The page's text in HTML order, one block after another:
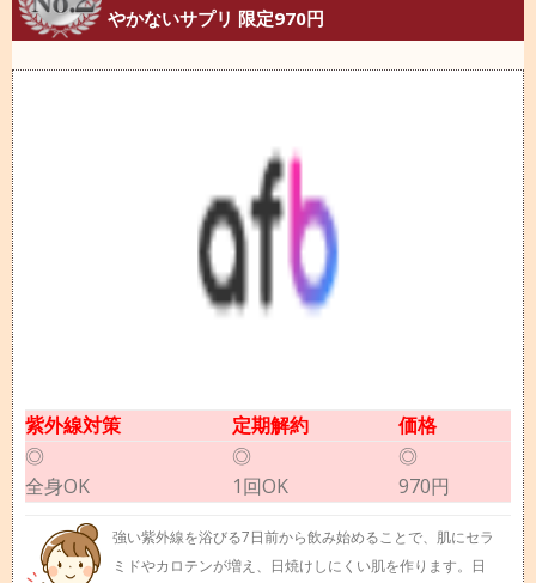
やかないサプリ 限定970円
紫外線対策 定期解約
価格
◎
全身OK
◎
1回OK
◎
970円
強い紫外線を浴びる7日前から飲み始めることで、肌にセラ
ミドやカロテンが増え、日焼けしにくい肌を作ります。日